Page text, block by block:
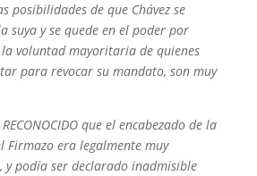
posibilidades de que Chávez se
suya y se quede en el poder por
voluntad mayoritaria de quienes
para revocar su mandato, son muy
RECONOCIDO que el encabezado de la
Firmazo era legalmente muy
y podía ser declarado inadmisible